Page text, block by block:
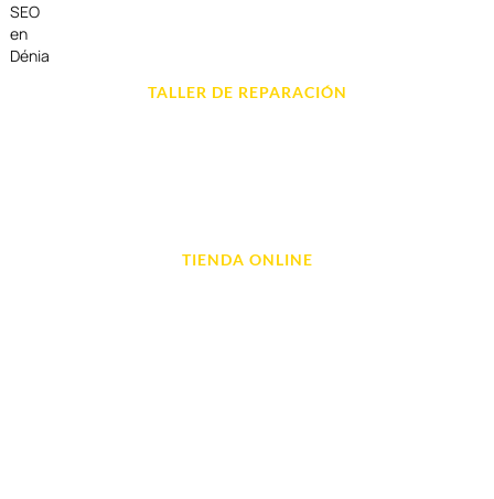
SEO
en
Dénia
TALLER DE REPARACIÓN
TIENDA ONLINE